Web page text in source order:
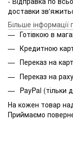
доставки
Більше інформації
Готівкою в
Кредитною
Переказ на
Переказ на
PayPal (тільки
На кожен товар
Приймаємо